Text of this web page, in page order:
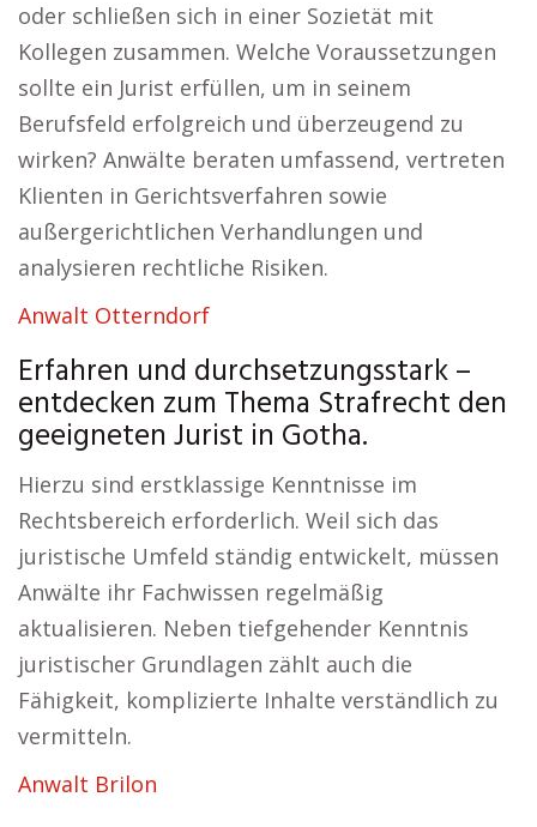
oder schließen sich in einer Sozietät mit
Kollegen zusammen. Welche Voraussetzungen
sollte ein Jurist erfüllen, um in seinem
Berufsfeld erfolgreich und überzeugend zu
wirken? Anwälte beraten umfassend, vertreten
Klienten in Gerichtsverfahren sowie
außergerichtlichen Verhandlungen und
analysieren rechtliche Risiken.
Anwalt Otterndorf
Erfahren und durchsetzungsstark –
entdecken zum Thema Strafrecht den
geeigneten Jurist in Gotha.
Hierzu sind erstklassige Kenntnisse im
Rechtsbereich erforderlich. Weil sich das
juristische Umfeld ständig entwickelt, müssen
Anwälte ihr Fachwissen regelmäßig
aktualisieren. Neben tiefgehender Kenntnis
juristischer Grundlagen zählt auch die
Fähigkeit, komplizierte Inhalte verständlich zu
vermitteln.
Anwalt Brilon